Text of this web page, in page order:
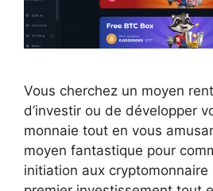
Vous cherchez un moyen
d’investir ou de développer
monnaie tout en vous
moyen fantastique pour
initiation aux cryptomonnaire